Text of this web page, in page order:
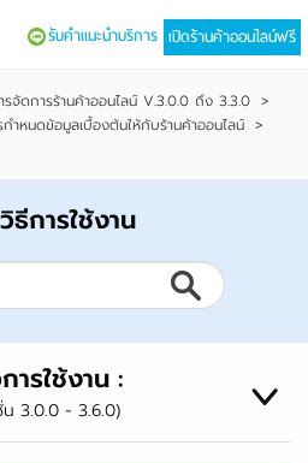
เปิดร้านค้าออนไลน์ฟรี
รับคำแนะนำบริการ
รจัดการร้านค้าออนไลน์ V.3.0.0 ถึง 3.3.0 >
กำหนดข้อมูลเบื้องต้นให้กับร้านค้าออนไลน์ >
ธีการใช้งาน
ารใช้งาน :
น 3.0.0 - 3.6.0)